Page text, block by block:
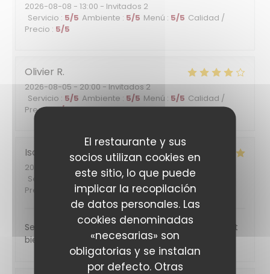
El restaurante y sus
socios utilizan cookies en
este sitio, lo que puede
implicar la recopilación
de datos personales. Las
cookies denominadas
«necesarias» son
obligatorias y se instalan
por defecto. Otras
2026-08-08 - 13:00 - Invitados 2
Servicio : 5/5 Ambiente : 5/5 Menú : 5/5 Calidad /
Precio : 5/5
Olivier R
2026-08-05- 20:00 - Invitados 2
Servicio : 5/5 Ambiente : 5/5 Menú : 5/5 Calidad /
Precio:5/5
Isabelle
2026-07-28
- 19:30 - Invitados 3
Servicio
/5 Ambiente: 5/5 Menú:5/5 Calidad /
Precio
Service très agréable . Les plats sont succulents et
bien garnis.